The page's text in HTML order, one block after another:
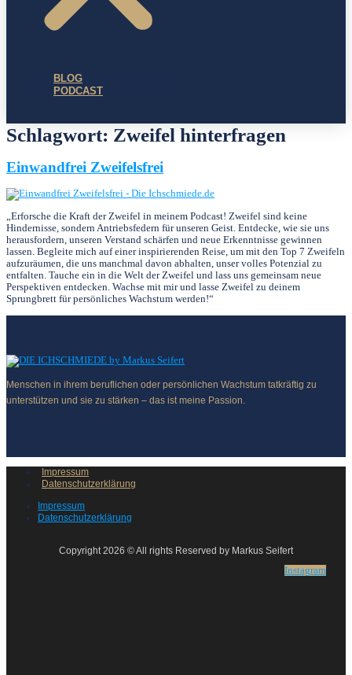
BLOG
PODCAST
Schlagwort: Zweifel hinterfragen
Einwandfrei Zweifelsfrei
„Erforsche die Kraft der Zweifel in meinem Podcast! Zweifel sind keine
Hindernisse, sondern Antriebsfedern für unseren Geist. Entdecke, wie sie uns
herausfordern, unseren Verstand schärfen und neue Erkenntnisse gewinnen
lassen. Begleite mich auf einer inspirierenden Reise, um mit den Top 7 Zweifeln
aufzuräumen, die uns manchmal davon abhalten, unser volles Potenzial zu
entfalten. Tauche ein in die Welt der Zweifel und lass uns gemeinsam neue
Perspektiven entdecken. Wachse mit mir und lasse Zweifel zu deinem
Sprungbrett für persönliches Wachstum werden!“
Menschen in ihrem beruflichen oder persönlichen Wachstum tatkräftig zu
unterstützen und sie zu stärken – das ist meine Passion.
Impressum
Datenschutzerklärung
Impressum
Datenschutzerklärung
Copyright 2026 © All rights Reserved by Markus Seifert
Instagram